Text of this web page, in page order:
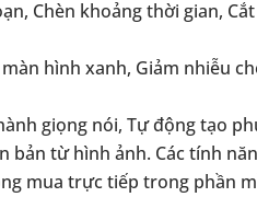
Chèn khoảng thời gian,
hình xanh, Giảm nhiễu
giọng nói, Tự động tạo
bản từ hình ảnh. Các tính
mua trực tiếp trong phần